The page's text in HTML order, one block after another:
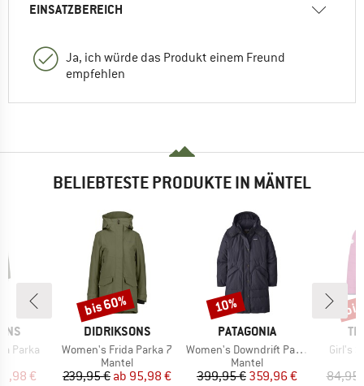
EINSATZBEREICH
Ja, ich würde das Produkt einem Freund
empfehlen
BELIEBTESTE PRODUKTE IN MÄNTEL
Parka
Preis
€
MARKE
DIDRIKSONS
Artikel
Women's Frida Parka 7
Produktgruppe
Mantel
Preis
239,95 € reduzierter Preis
ab 95,98 €
Rabatt
bis 60%
MARKE
PATAGONIA
Artikel
Women's Downdrift Parka
Produktgruppe
Mantel
Preis
399,95 €reduzierter Preis
359,96 €
Rabatt
10%
Artikel
Girl's
84,95